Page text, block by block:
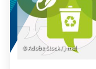
Postdocs?
Adobe Stock / j-mel